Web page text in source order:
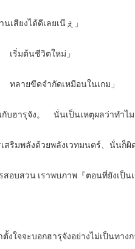
เสียงได้ดีเลยเน๊ぇ」
เริ่มต้นชีวิตใหม่」
ทลายขีดจำกัดเหมือนในเกม」
ฮารุจัง。 นั่นเป็นเหตุผลว่าทำไม
เสริมพลังด้วยพลังเวทมนตร์、นั่นก็
อบสวน เราพบภาพ『ตอนที่ยังเป็น
งใจจะบอกฮารุจังอย่างไม่เป็นทางก